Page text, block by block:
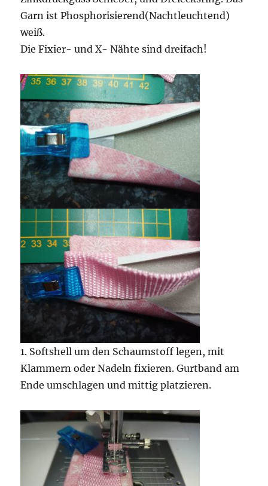
Garn ist Phosphorisierend(Nachtleuchtend)
weiß.
Die Fixier- und X- Nähte sind dreifach!
1. Softshell um den Schaumstoff legen, mit
Klammern oder Nadeln fixieren. Gurtband am
Ende umschlagen und mittig platzieren.